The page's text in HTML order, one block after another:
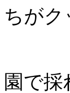
ちが
園で